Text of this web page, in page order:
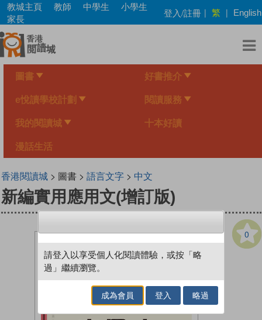
Skip
main
content
教城主頁 教師 中學生
小學生
家長
登入/註冊 | 繁 | English
圖書 好書推介
e悅讀學校計劃 閱讀服務
我的閱讀城 十本好讀
漫話生活
香港閱讀城> 圖書 > 語言文字> 中文
新編實用應用文(增訂版)
0
請登入以享受個人化閱讀體驗，或按「略
過」繼續瀏覽。
成為會員 登入 略過